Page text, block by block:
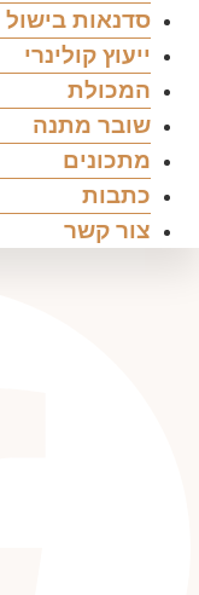
סדנאות בישול
ייעוץ קולינרי
המכולת
שובר מתנה
מתכונים
כתבות
צור קשר